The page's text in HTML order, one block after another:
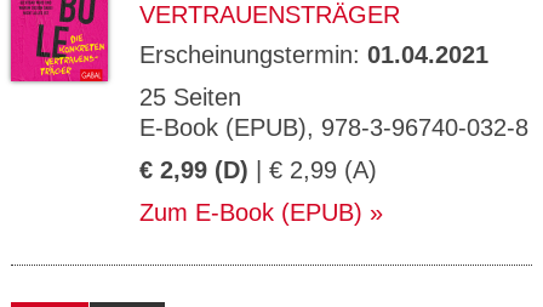
VERTRAUENSTRÄGER
Erscheinungstermin: 01.04.2021
25 Seiten
E-Book (EPUB), 978-3-96740-032-8
€ 2,99 (D) | € 2,99 (A)
Zum E-Book (EPUB)